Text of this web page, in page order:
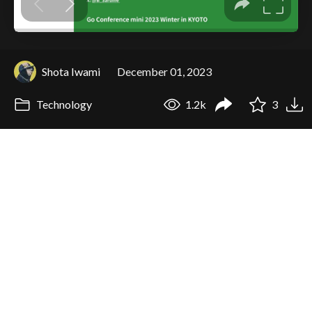
Shota Iwami December 01, 2023
Technology 1.2k 3